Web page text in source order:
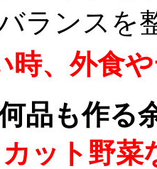
ランスを
時、外食
品も作る
ット野